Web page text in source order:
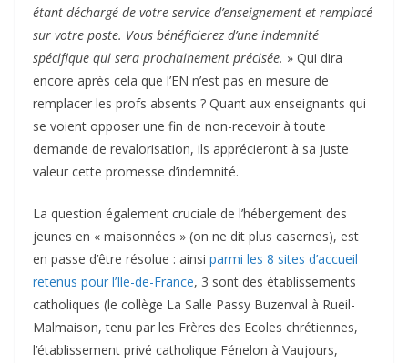
étant déchargé de votre service d’enseignement et remplacé
sur votre poste. Vous bénéficierez d’une indemnité
spécifique qui sera prochainement précisée. » Qui dira
encore après cela que l’EN n’est pas en mesure de
remplacer les profs absents ? Quant aux enseignants qui
se voient opposer une fin de non-recevoir à toute
demande de revalorisation, ils apprécieront à sa juste
valeur cette promesse d’indemnité.
La question également cruciale de l’hébergement des
jeunes en « maisonnées » (on ne dit plus casernes), est
en passe d’être résolue : ainsi parmi les 8 sites d’accueil
retenus pour l’Ile-de-France, 3 sont des établissements
catholiques (le collège La Salle Passy Buzenval à Rueil-
Malmaison, tenu par les Frères des Ecoles chrétiennes,
l’établissement privé catholique Fénelon à Vaujours,